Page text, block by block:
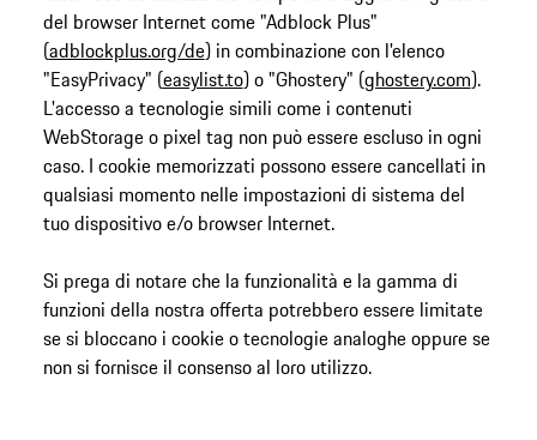
del browser Internet come "Adblock Plus"
(adblockplus.org/de) in combinazione con l'elenco
"EasyPrivacy" (easylist.to) o "Ghostery" (ghostery.com).
L'accesso a tecnologie simili come i contenuti
WebStorage o pixel tag non può essere escluso in ogni
caso. I cookie memorizzati possono essere cancellati in
qualsiasi momento nelle impostazioni di sistema del
tuo dispositivo e/o browser Internet.
Si prega di notare che la funzionalità e la gamma di
funzioni della nostra offerta potrebbero essere limitate
se si bloccano i cookie o tecnologie analoghe oppure se
non si fornisce il consenso al loro utilizzo.